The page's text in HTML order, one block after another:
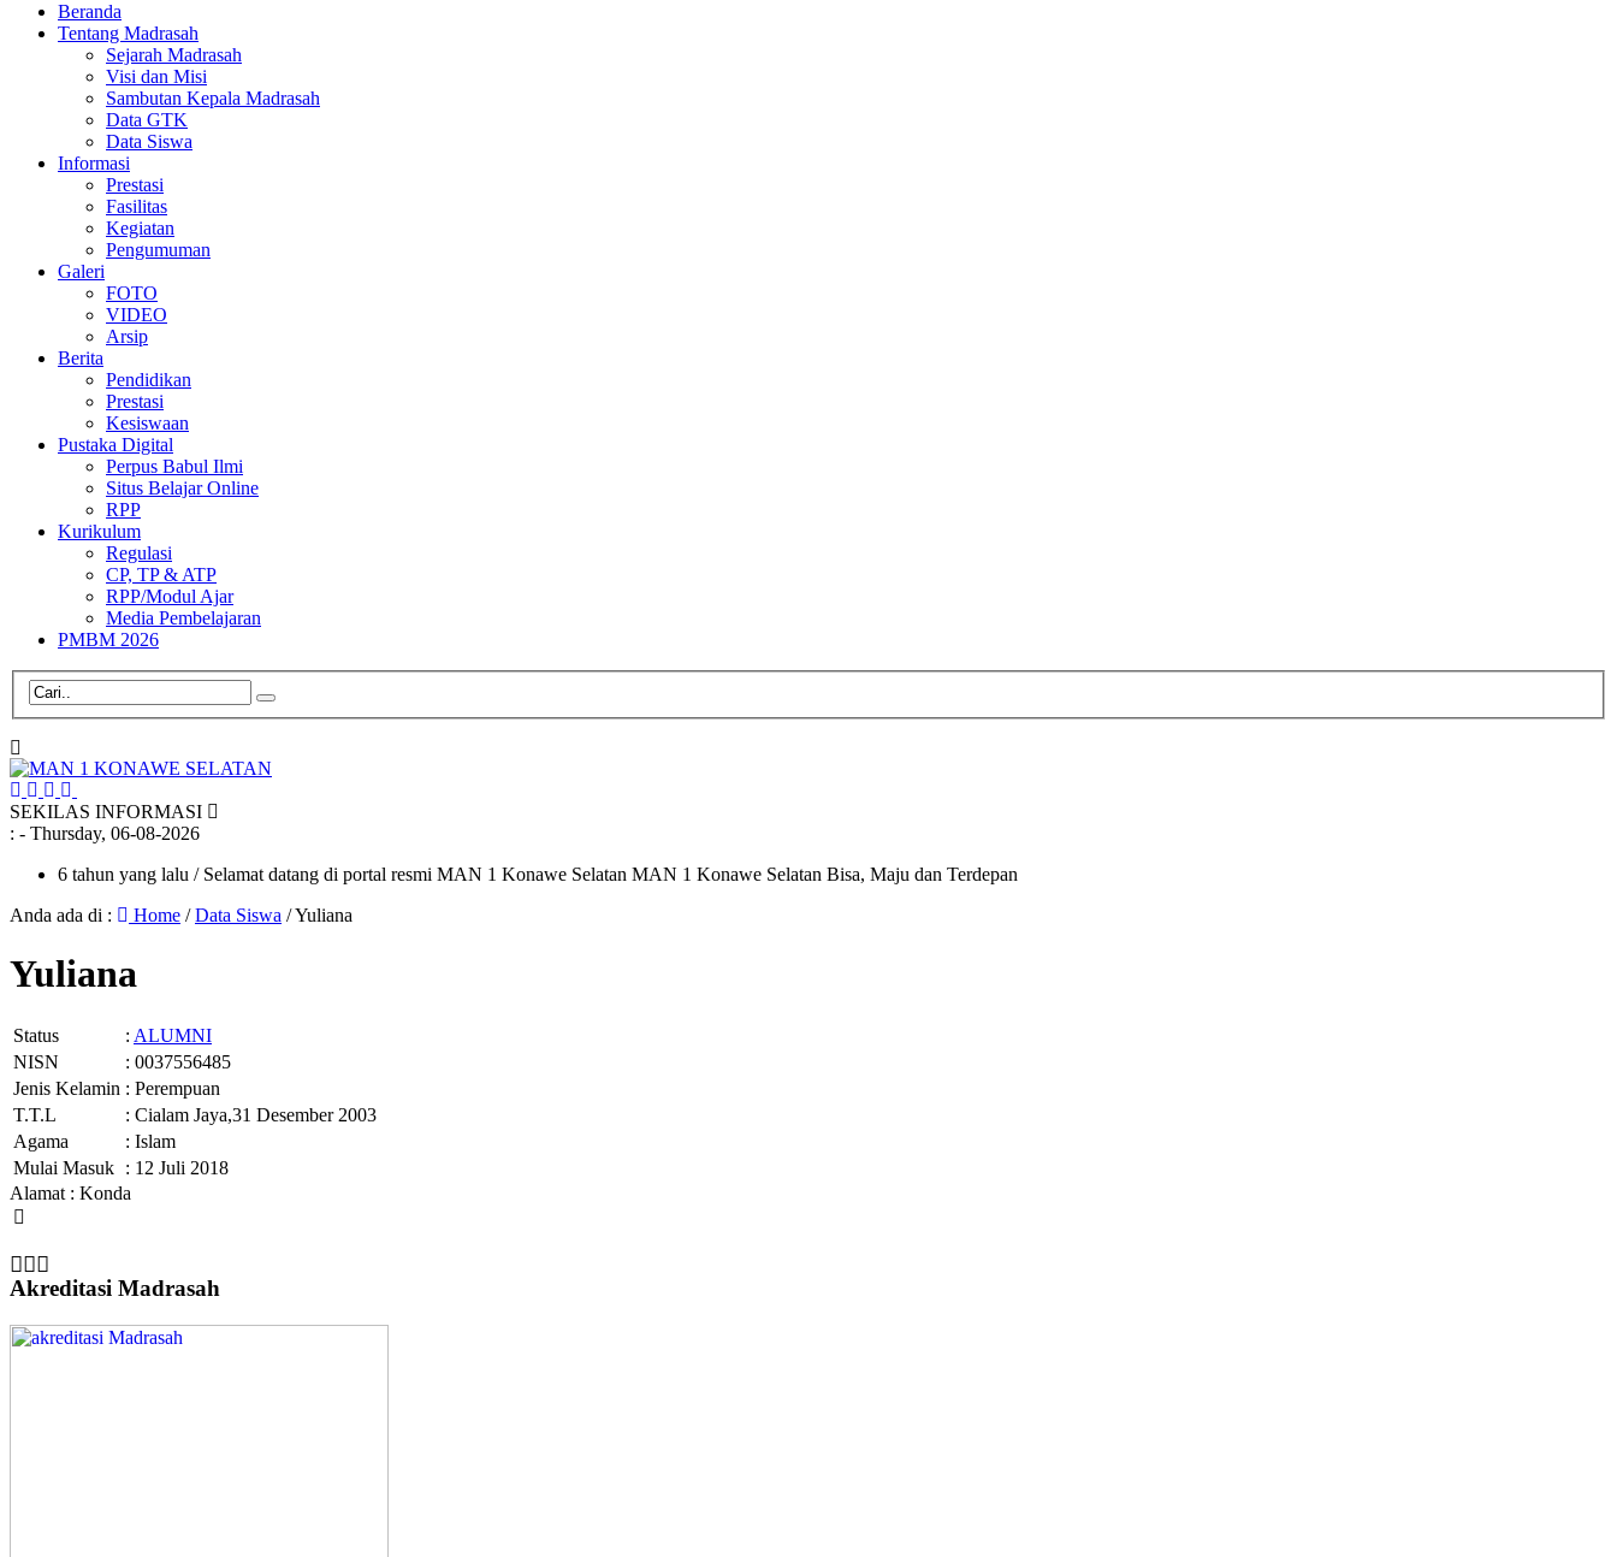
Beranda
Tentang Madrasah
Sejarah Madrasah
Visi dan Misi
Sambutan Kepala Madrasah
Data GTK
Data Siswa
Informasi
Prestasi
Fasilitas
Kegiatan
Pengumuman
Galeri
FOTO
VIDEO
Arsip
Berita
Pendidikan
Prestasi
Kesiswaan
Pustaka Digital
Perpus Babul Ilmi
Situs Belajar Online
RPP
Kurikulum
Regulasi
CP, TP & ATP
RPP/Modul Ajar
Media Pembelajaran
PMBM 2026
SEKILAS INFORMASI
: - Thursday, 06-08-2026
6 tahun yang lalu / Selamat datang di portal resmi MAN 1 Konawe Selatan MAN 1 Konawe Selatan Bisa, Maju dan Terdepan
Anda ada di :
Home /Data Siswa /Yuliana
Yuliana
Status : ALUMNI
NISN
: 0037556485
Jenis Kelamin : Perempuan
T.T.L
: Cialam Jaya,31 Desember 2003
Agama
: Islam
Mulai Masuk : 12 Juli 2018
Alamat : Konda
Akreditasi Madrasah